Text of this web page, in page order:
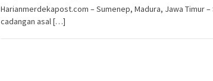
Harianmerdekapost.com – Sumenep, Madura, Jawa Timur –
cadangan asal […]